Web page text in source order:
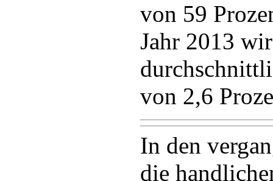
von 59
Jahr 2013
von 2,6
In den
die